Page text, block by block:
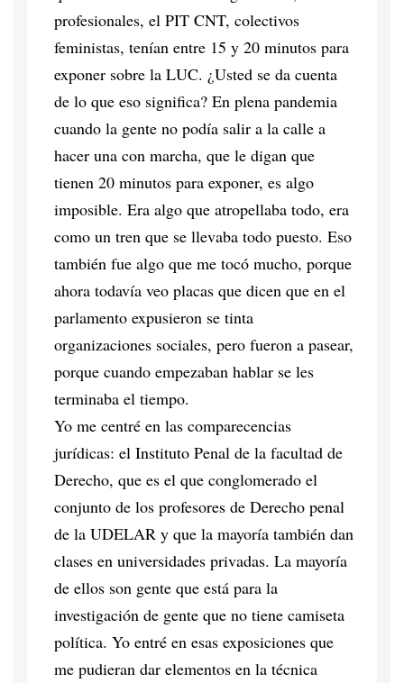
profesionales, el PIT CNT, colectivos
feministas, tenían entre 15 y 20 minutos para
exponer sobre la LUC. ¿Usted se da cuenta
de lo que eso significa? En plena pandemia
cuando la gente no podía salir a la calle a
hacer una con marcha, que le digan que
tienen 20 minutos para exponer, es algo
imposible. Era algo que atropellaba todo, era
como un tren que se llevaba todo puesto. Eso
también fue algo que me tocó mucho, porque
ahora todavía veo placas que dicen que en el
parlamento expusieron se tinta
organizaciones sociales, pero fueron a pasear,
porque cuando empezaban hablar se les
terminaba el tiempo.
Yo me centré en las comparecencias
jurídicas: el Instituto Penal de la facultad de
Derecho, que es el que conglomerado el
conjunto de los profesores de Derecho penal
de la UDELAR y que la mayoría también dan
clases en universidades privadas. La mayoría
de ellos son gente que está para la
investigación de gente que no tiene camiseta
política. Yo entré en esas exposiciones que
me pudieran dar elementos en la técnica